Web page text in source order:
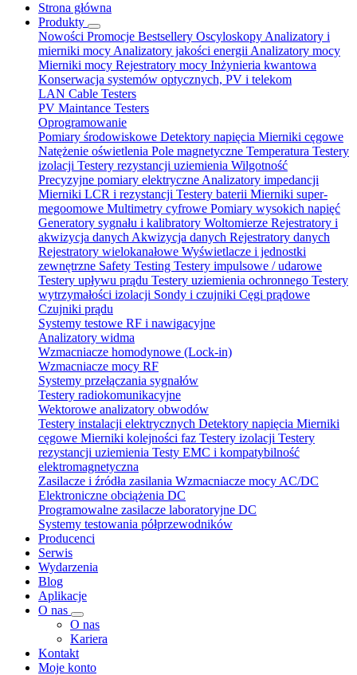
Strona główna
Produkty
Nowości Promocje Bestsellery Oscyloskopy Analizatory i
mierniki mocy Analizatory jakości energii Analizatory mocy
Mierniki mocy Rejestratory mocy Inżynieria kwantowa
Konserwacja systemów optycznych, PV i telekom
LAN Cable Testers
PV Maintance Testers
Oprogramowanie
Pomiary środowiskowe Detektory napięcia Mierniki cęgowe
Natężenie oświetlenia Pole magnetyczne Temperatura Testery
izolacji Testery rezystancji uziemienia Wilgotność
Precyzyjne pomiary elektryczne Analizatory impedancji
Mierniki LCR i rezystancji Testery baterii Mierniki super-
megoomowe Multimetry cyfrowe Pomiary wysokich napięć
Generatory sygnału i kalibratory Woltomierze Rejestratory i
akwizycja danych Akwizycja danych Rejestratory danych
Rejestratory wielokanałowe Wyświetlacze i jednostki
zewnętrzne Safety Testing Testery impulsowe / udarowe
Testery upływu prądu Testery uziemienia ochronnego Testery
wytrzymałości izolacji Sondy i czujniki Cęgi prądowe
Czujniki prądu
Systemy testowe RF i nawigacyjne
Analizatory widma
Wzmacniacze homodynowe (Lock‑in)
Wzmacniacze mocy RF
Systemy przełączania sygnałów
Testery radiokomunikacyjne
Wektorowe analizatory obwodów
Testery instalacji elektrycznych Detektory napięcia Mierniki
cęgowe Mierniki kolejności faz Testery izolacji Testery
rezystancji uziemienia Testy EMC i kompatybilność
elektromagnetyczna
Zasilacze i źródła zasilania Wzmacniacze mocy AC/DC
Elektroniczne obciążenia DC
Programowalne zasilacze laboratoryjne DC
Systemy testowania półprzewodników
Producenci
Serwis
Wydarzenia
Blog
Aplikacje
O nas
O nas
Kariera
Kontakt
Moje konto